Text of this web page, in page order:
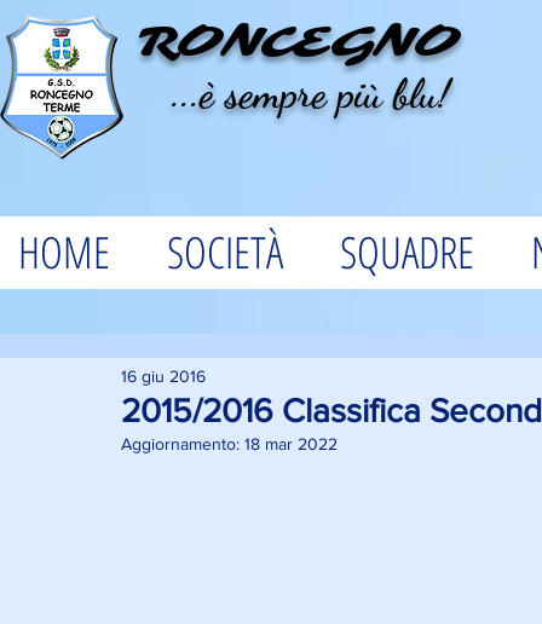
RONCEGNO
...è sempre più blu!
HOME SOCIETÀ SQUADRE
2015/2016 Classifica
16 giu 2016
Aggiornamento: 18 mar 2022